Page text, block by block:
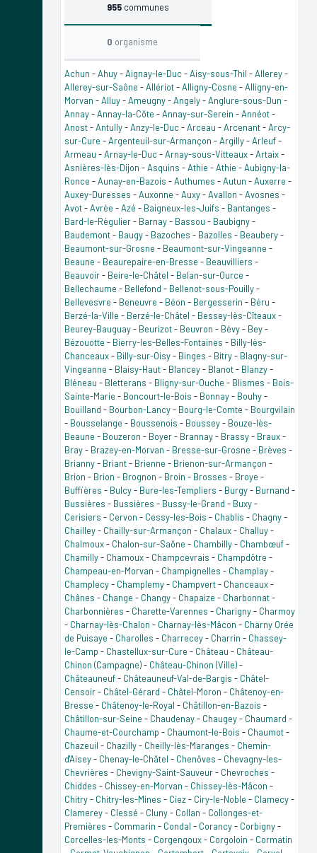
955 communes
0 organisme
Achun -Ahuy-Aignay-le-Duc -Aisy-sous-Thil -Allerey-
Allerey-sur-Saône -Allériot-Alligny-Cosne -Alligny-en-
Morvan -Alluy-Ameugny-Angely-Anglure-sous-Dun -
Annay-Annay-la-Côte -Annay-sur-Serein -Annéot-
Anost-Antully-Anzy-le-Duc -Arceau -Arcenant-Arcy-
sur-Cure -Argenteuil-sur-Armançon -Argilly-Arleuf-
Armeau -Arnay-le-Duc -Arnay-sous-Vitteaux-Artaix-
Asnières-lès-Dijon -Asquins -Athie -Athie -Aubigny-la-
Ronce -Aunay-en-Bazois -Authumes -Autun -Auxerre -
Auxey-Duresses -Auxonne -Auxy-Avallon -Avosnes -
Avot-Avrée -Azé - Baigneux-les-Juifs - Bantanges -
Bard-le-Régulier- Barnay- Bassou - Baubigny-
Baudemont- Baugy- Bazoches - Bazolles - Beaubery-
Beaumont-sur-Grosne - Beaumont-sur-Vingeanne -
Beaune - Beaurepaire-en-Bresse - Beauvilliers -
Beauvoir- Beire-le-Châtel - Belan-sur-Ource -
Bellechaume - Bellefond - Bellenot-sous-Pouilly-
Bellevesvre - Beneuvre - Béon - Bergesserin - Béru -
Berzé-la-Ville - Berzé-le-Châtel - Bessey-lès-Cîteaux-
Beurey-Bauguay- Beurizot- Beuvron - Bévy- Bey-
Bézouotte - Bierry-les-Belles-Fontaines - Billy-lès-
Chanceaux- Billy-sur-Oisy- Binges - Bitry- Blagny-sur-
Vingeanne - Blaisy-Haut- Blancey- Blanot- Blanzy-
Bléneau - Bletterans - Bligny-sur-Ouche - Blismes - Bois-
Sainte-Marie - Boncourt-le-Bois - Bonnay- Bouhy-
Bouilland - Bourbon-Lancy- Bourg-le-Comte - Bourgvilain
- Bousselange - Boussenois - Boussey- Bouze-lès-
Beaune - Bouzeron - Boyer- Brannay- Brassy- Braux-
Bray- Brazey-en-Morvan - Bresse-sur-Grosne - Brèves -
Brianny- Briant- Brienne - Brienon-sur-Armançon -
Brion - Brion - Brognon - Broin - Brosses - Broye -
Buffières - Bulcy- Bure-les-Templiers - Burgy- Burnand -
Bussières - Bussières - Bussy-le-Grand - Buxy-
Cerisiers - Cervon - Cessy-les-Bois - Chablis - Chagny-
Chailley- Chailly-sur-Armançon - Chalaux- Challuy-
Chalmoux- Chalon-sur-Saône - Chambilly- Chambœuf-
Chamilly- Chamoux- Champcevrais - Champdôtre -
Champeau-en-Morvan - Champignelles - Champlay-
Champlecy- Champlemy- Champvert- Chanceaux-
Chânes - Change - Changy- Chapaize - Charbonnat-
Charbonnières - Charette-Varennes - Charigny- Charmoy
- Charnay-lès-Chalon - Charnay-lès-Mâcon - Charny Orée
de Puisaye - Charolles - Charrecey- Charrin - Chassey-
le-Camp - Chastellux-sur-Cure - Château - Château-
Chinon (Campagne)- Château-Chinon (Ville)-
Châteauneuf- Châteauneuf-Val-de-Bargis - Châtel-
Censoir- Châtel-Gérard - Châtel-Moron - Châtenoy-en-
Bresse - Châtenoy-le-Royal - Châtillon-en-Bazois -
Châtillon-sur-Seine - Chaudenay- Chaugey- Chaumard -
Chaume-et-Courchamp - Chaumont-le-Bois - Chaumot-
Chazeuil - Chazilly- Cheilly-lès-Maranges - Chemin-
d'Aisey- Chenay-le-Châtel - Chenôves - Chevagny-les-
Chevrières - Chevigny-Saint-Sauveur- Chevroches -
Chiddes - Chissey-en-Morvan - Chissey-lès-Mâcon -
Chitry- Chitry-les-Mines - Ciez- Ciry-le-Noble - Clamecy-
Clamerey- Clessé - Cluny- Collan - Collonges-et-
Premières - Commarin - Condal - Corancy- Corbigny-
Corcelles-les-Monts - Corgengoux- Corgoloin - Cormatin